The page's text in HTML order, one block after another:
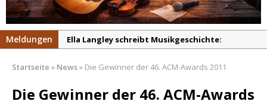
Meldungen
Ella Langley schreibt Musikgeschichte:
aller Zeiten
pez veröffentlicht neue Single „Late Night
Startseite » News» Die Gewinner der 46. ACM-Awards 2011
Die Gewinner der 46. ACM-Awards